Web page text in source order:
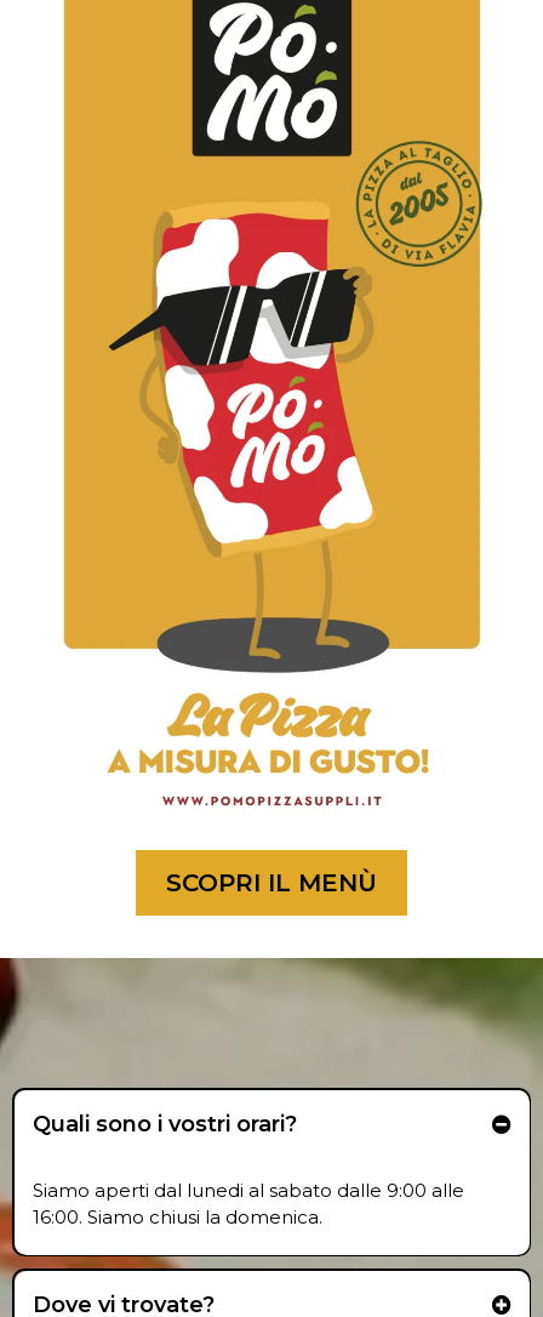
SCOPRI IL MENÙ
Quali sono i vostri orari?
Siamo aperti dal lunedi al sabato dalle 9:00 alle
16:00. Siamo chiusi la domenica.
Dove vi trovate?